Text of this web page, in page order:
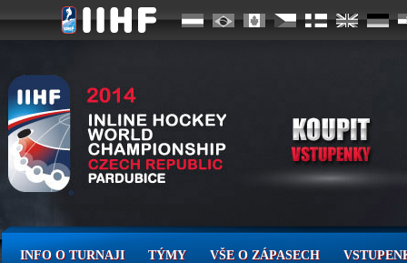
INFO O TURNAJI TÝMY VŠE O ZÁPASECH